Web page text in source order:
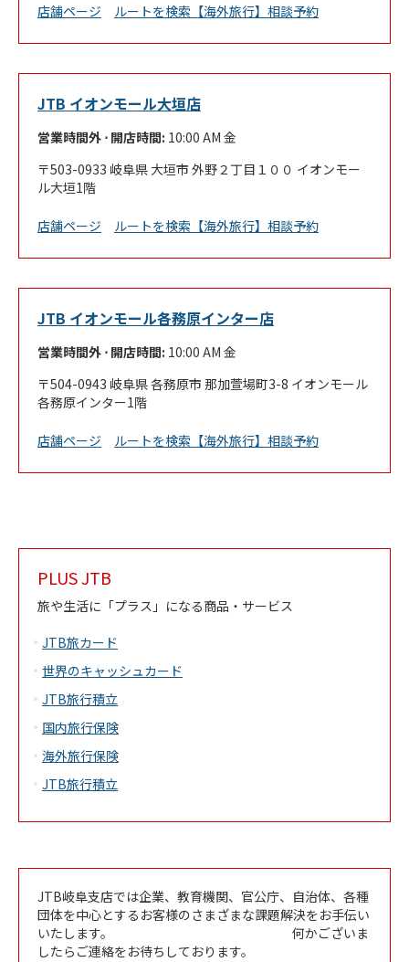
店舗ページ ルートを検索 Link Opens in New Tab
【海外旅行】相談予約
JTB イオンモール大垣店
営業時間外 ⋅ 開店時間: 10:00 AM 金
503-0933 岐阜県大垣市 外野２丁目１００ イオンモー
ル大垣1階
店舗ページ ルートを検索 Link Opens in New Tab
【海外旅行】相談予約
JTB イオンモール各務原インター店
営業時間外 ⋅ 開店時間: 10:00 AM 金
504-0943 岐阜県各務原市 那加萱場町3-8 イオンモール
各務原インター1階
店舗ページ ルートを検索 Link Opens in New Tab
【海外旅行】相談予約
PLUS JTB
旅や生活に「プラス」になる商品・サービス
JTB旅カード
世界のキャッシュカード
JTB旅行積立
国内旅行保険
海外旅行保険
JTB旅行積立
JTB岐阜支店では企業、教育機関、官公庁、自治体、各種
団体を中心とするお客様のさまざまな課題解決をお手伝い
いたします。 何かございま
したらご連絡をお待ちしております。